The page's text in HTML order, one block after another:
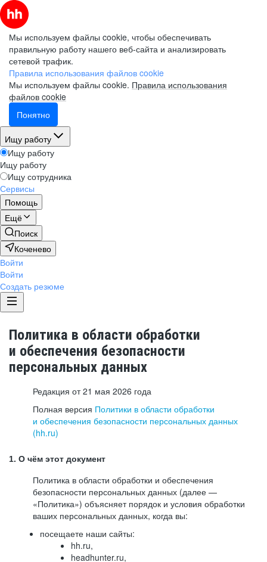
Мы используем файлы cookie, чтобы обеспечивать
правильную работу нашего веб-сайта и анализировать
сетевой трафик.
Правила использования файлов cookie
Мы используем файлы cookie. Правила использования
файлов cookie
Понятно
Ищу работу
Ищу работу
Ищу работу
Ищу сотрудника
Сервисы
Помощь
Ещё
Поиск
Коченево
Войти
Войти
Создать резюме
Политика в области обработки
и обеспечения безопасности
персональных данных
Редакция от 21 мая 2026 года
Полная версия Политики в области обработки
и обеспечения безопасности персональных данных
(hh.ru)
1. О чём этот документ
Политика в области обработки и обеспечения
безопасности персональных данных (далее —
«Политика») объясняет порядок и условия обработки
ваших персональных данных, когда вы:
посещаете наши сайты:
hh.ru,
headhunter.ru,